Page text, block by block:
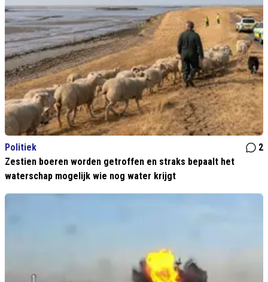
Politiek
2
Zestien boeren worden getroffen en straks bepaalt het
waterschap mogelijk wie nog water krijgt